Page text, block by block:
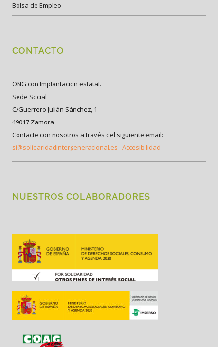
Bolsa de Empleo
CONTACTO
ONG con Implantación estatal.
Sede Social
C/Guerrero Julián Sánchez, 1
49017 Zamora
Contacte con nosotros a través del siguiente email:
si@solidaridadintergeneracional.es Accesibilidad
NUESTROS COLABORADORES